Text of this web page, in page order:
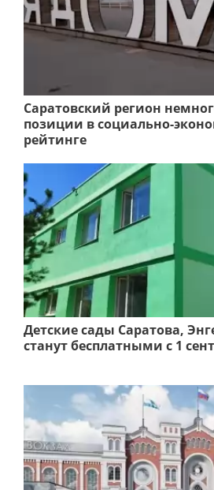
Саратовский регион
позиции в социально-
рейтинге
Детские сады Саратова,
станут бесплатными с 1